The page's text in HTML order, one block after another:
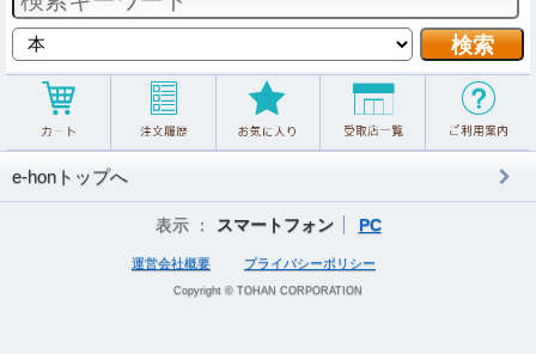
e-honトップへ
表示 ： スマートフォン PC
運営会社概要 プライバシーポリシー
Copyright © TOHAN CORPORATION